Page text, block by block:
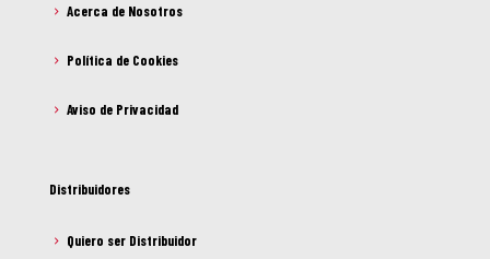
Acerca de Nosotros
Política de Cookies
Aviso de Privacidad
Distribuidores
Quiero ser Distribuidor